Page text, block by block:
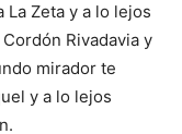
Zeta y a lo lejos
Rivadavia y
mirador te
y a lo lejos